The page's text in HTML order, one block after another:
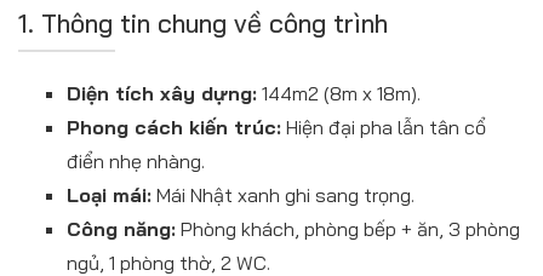
1. Thông tin chung về công trình
Diện tích xây dựng: 144m2 (8m x 18m).
Phong cách kiến trúc: Hiện đại pha lẫn tân cổ
điển nhẹ nhàng.
Loại mái: Mái Nhật xanh ghi sang trọng.
Công năng: Phòng khách, phòng bếp + ăn, 3 phòng
ngủ, 1 phòng thờ, 2 WC.